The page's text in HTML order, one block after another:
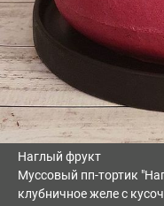
Наглый фрукт
Муссовый пп-тортик
клубничное желе с